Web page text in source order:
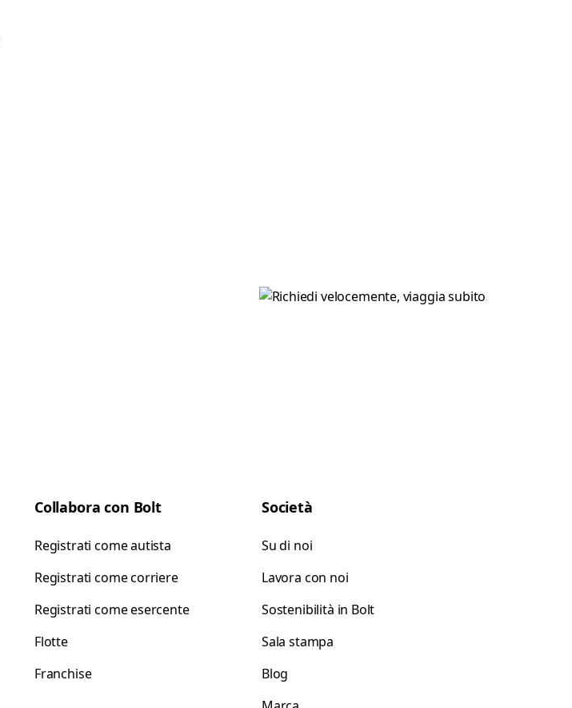
Collabora con Bolt
Registrati come autista
Registrati come corriere
Registrati come esercente
Flotte
Franchise
Società
Su di noi
Lavora con noi
Sostenibilità in Bolt
Sala stampa
Blog